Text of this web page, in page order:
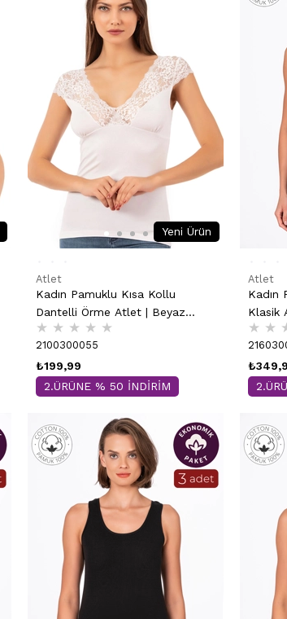
Atlet
Kadın Pamuklu Kısa Kollu
Dantelli Örme Atlet | Beyaz
24205
★ ★ ★ ★ ★
2100300055
₺199,99
Yeni Ürün
2.ÜRÜNE % 50 İNDİRİM
Atlet
Kadın
Klasik
Rahat
★ ★